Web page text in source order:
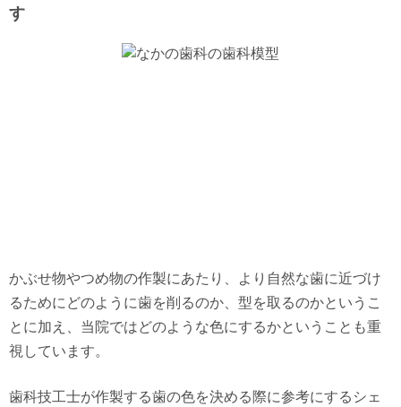
す
かぶせ物やつめ物の作製にあたり、より自然な歯に近づけ
るためにどのように歯を削るのか、型を取るのかというこ
とに加え、当院ではどのような色にするかということも重
視しています。
歯科技工士が作製する歯の色を決める際に参考にするシェ